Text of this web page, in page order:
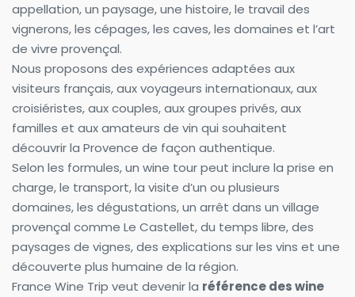
appellation, un paysage, une histoire, le travail des
vignerons, les cépages, les caves, les domaines et l’art
de vivre provençal.
Nous proposons des expériences adaptées aux
visiteurs français, aux voyageurs internationaux, aux
croisiéristes, aux couples, aux groupes privés, aux
familles et aux amateurs de vin qui souhaitent
découvrir la Provence de façon authentique.
Selon les formules, un wine tour peut inclure la prise en
charge, le transport, la visite d’un ou plusieurs
domaines, les dégustations, un arrêt dans un village
provençal comme Le Castellet, du temps libre, des
paysages de vignes, des explications sur les vins et une
découverte plus humaine de la région.
France Wine Trip veut devenir la référence des wine